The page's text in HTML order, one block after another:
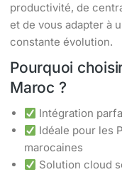
productivité, de
et de vous adapter à
constante évolution.
Pourquoi
Maroc ?
Intégration
Idéale pour les
marocaines
Solution cloud